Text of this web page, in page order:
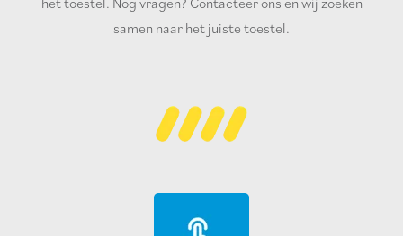
samen naar het juiste toestel.